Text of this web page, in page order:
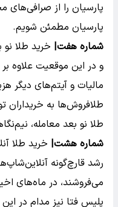
پارسیان را از صرافی‌های
پارسیان مطمئن شویم.
شماره هفت| خرید طلا نو
و در این موقعیت علاوه
مالیات و آیتم‌های دیگر
طلافروش‌ها به
طلا نو بعد معامله،
شماره هشت| خرید طلا
رشد قارچ‌گونه
می‌فروشند، در ماه‌های
پلیس فتا نیز مدام در